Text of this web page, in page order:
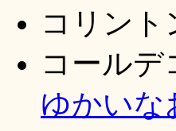
コリント
コール
ゆかいな